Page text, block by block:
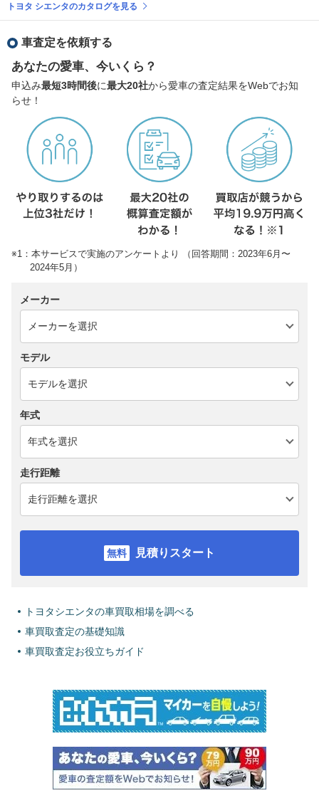
トヨタ シエンタのカタログを見る
車査定を依頼する
あなたの愛車、今いくら？
申込み最短3時間後に最大20社から愛車の査定結果をWebでお知
らせ！
※1：本サービスで実施のアンケートより （回答期間：2023年6月〜
2024年5月）
メーカー
モデル
年式
走行距離
見積りスタート
トヨタシエンタの車買取相場を調べる
車買取査定の基礎知識
車買取査定お役立ちガイド